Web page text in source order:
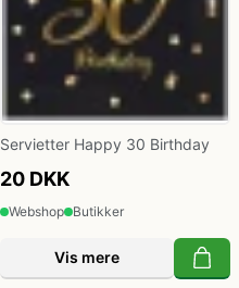
Servietter Happy 30 Birthday
20 DKK
Webshop Butikker
Vis mere